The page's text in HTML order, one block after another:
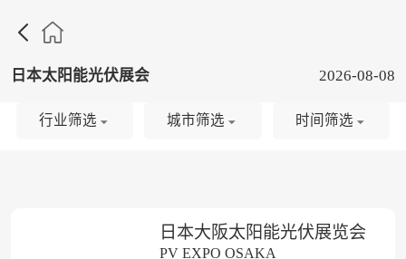

日本太阳能光伏展会 2026-08-08
日本大阪太阳能光伏展览会
PV EXPO OSAKA
行业筛选 城市筛选 时间筛选